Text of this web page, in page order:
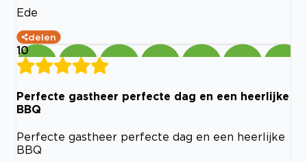
Ede
delen
10
Perfecte gastheer perfecte dag en een heerlijke
BBQ
Perfecte gastheer perfecte dag en een heerlijke
BBQ